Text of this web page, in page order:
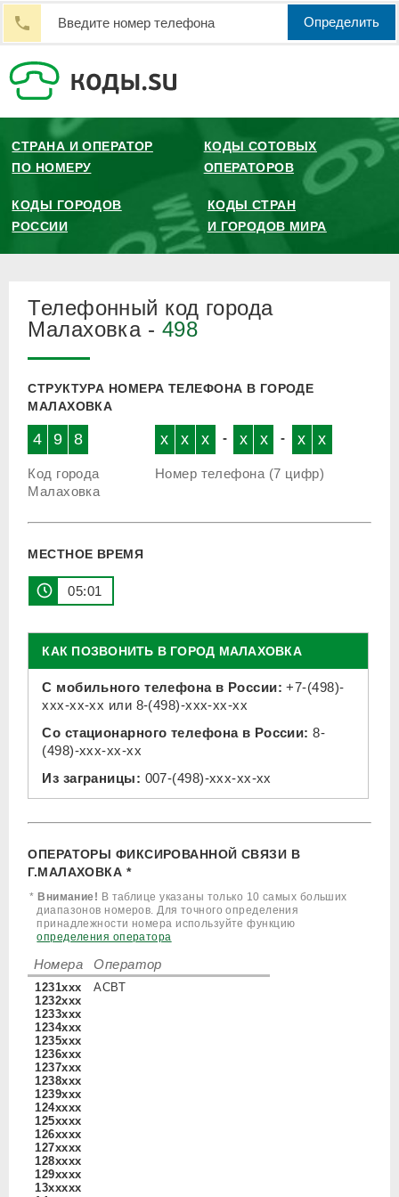
Определить
СТРАНА И ОПЕРАТОР
ПО НОМЕРУ
КОДЫ СОТОВЫХ
ОПЕРАТОРОВ
КОДЫ ГОРОДОВ
РОССИИ
КОДЫ СТРАН
И ГОРОДОВ МИРА
Телефонный код города
Малаховка - 498
СТРУКТУРА НОМЕРА ТЕЛЕФОНА В ГОРОДЕ
МАЛАХОВКА
4 9 8
Код города
Малаховка
x x x - x x - x x
Номер телефона (7 цифр)
МЕСТНОЕ ВРЕМЯ
05 01
КАК ПОЗВОНИТЬ В ГОРОД МАЛАХОВКА
С мобильного телефона в России: +7-(498)-
xxx-xx-xx или 8-(498)-xxx-xx-xx
Со стационарного телефона в России: 8-
(498)-xxx-xx-xx
Из заграницы: 007-(498)-xxx-xx-xx
ОПЕРАТОРЫ ФИКСИРОВАННОЙ СВЯЗИ В
Г.МАЛАХОВКА *
* Внимание! В таблице указаны только 10 самых больших
диапазонов номеров. Для точного определения
принадлежности номера используйте функцию
определения оператора
Номера Оператор
1231xxx
1232xxx
1233xxx
1234xxx
1235xxx
1236xxx
1237xxx
1238xxx
1239xxx
124xxxx
125xxxx
126xxxx
127xxxx
128xxxx
129xxxx
13xxxxx
АСВТ